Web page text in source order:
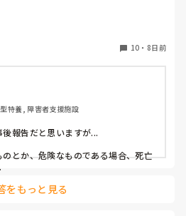
なくていいよ。と言われました。
かあったらダメだからと言いまし
じ大丈夫そうだから！
やティッシュ等の異食行為があっ
か？
きますか？
10 ・ 8日前
特養, 障害者支援施設
報告だと思いますが...
とか、危険なものである場合、死亡
をもっと見る